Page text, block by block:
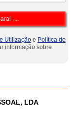
Utilização e Política de
informação sobre
LDA